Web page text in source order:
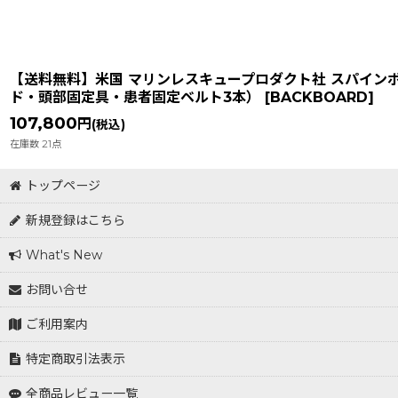
【送料無料】米国 マリンレスキュープロダクト社 スパイ
ド・頭部固定具・患者固定ベルト3本）
[BACKBOARD]
107,800 円 (税込)
在庫数 21点
トップページ
新規登録はこちら
What's New
お問い合せ
ご利用案内
特定商取引法表示
全商品レビュー一覧